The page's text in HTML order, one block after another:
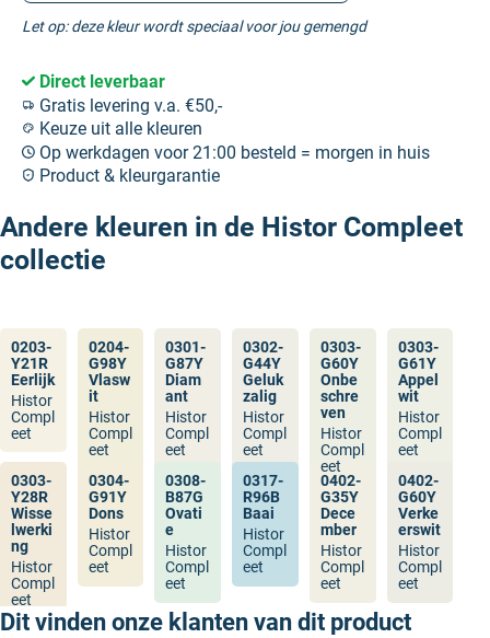
Let op: deze kleur wordt speciaal voor jou gemengd
Direct leverbaar
Gratis levering v.a. €50,-
Keuze uit alle kleuren
Op werkdagen voor 21:00 besteld = morgen in huis
Product & kleurgarantie
Andere kleuren in de Histor Compleet
collectie
0203-
Y21R
Eerlijk
Histor
Compl
eet
0204-
G98Y
Vlasw
it
Histor
Compl
eet
0301-
G87Y
Diam
ant
Histor
Compl
eet
0302-
G44Y
Geluk
zalig
Histor
Compl
eet
0303-
G60Y
Onbe
schre
ven
Histor
Compl
eet
0303-
G61Y
Appel
wit
Histor
Compl
eet
0303-
Y28R
Wisse
lwerki
ng
Histor
Compl
eet
0304-
G91Y
Dons
Histor
Compl
eet
0308-
B87G
Ovati
e
Histor
Compl
eet
0317-
R96B
Baai
Histor
Compl
eet
0402-
G35Y
Dece
mber
Histor
Compl
eet
0402-
G60Y
Verke
erswit
Histor
Compl
eet
Dit vinden onze klanten van dit product